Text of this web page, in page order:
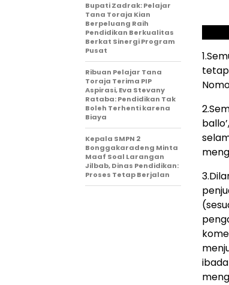
tetap
Bupati Zadrak: Pelajar
Tana Toraja Kian
Berpeluang Raih
Pendidikan Berkualitas
Berkat Sinergi Program
Pusat
Ribuan Pelajar Tana
Toraja Terima PIP
Aspirasi, Eva Stevany
Rataba: Pendidikan Tak
Boleh Terhenti karena
Biaya
Kepala SMPN 2
Bonggakaradeng Minta
Maaf Soal Larangan
Jilbab, Dinas Pendidikan:
Proses Tetap Berjalan